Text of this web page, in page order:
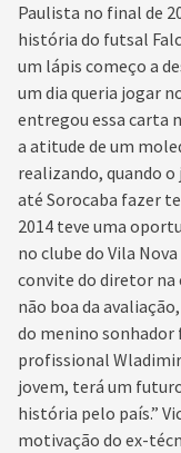
Paulista no final de
história do futsal
um lápis começo a
um dia queria jogar
entregou essa carta
a atitude de um
realizando, quando
até Sorocaba fazer
2014 teve uma
no clube do Vila
convite do diretor na
não boa da
do menino sonhador
profissional
jovem, terá um
história pelo país.”
motivação do ex-